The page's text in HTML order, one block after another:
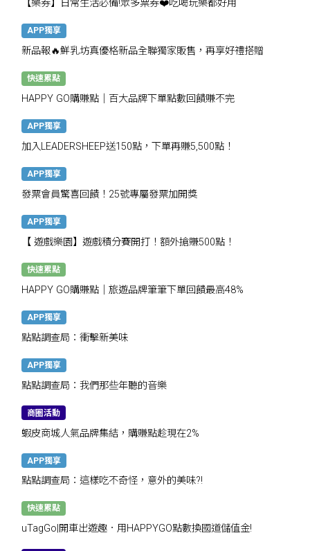
【樂券】日常生活必備!眾多票券❤️吃喝玩樂都好用
APP獨享
新品報🔥鮮乳坊真優格新品全聯獨家販售，再享好禮搭贈
快速累點
HAPPY GO購賺點｜百大品牌下單點數回饋賺不完
APP獨享
加入LEADERSHEEP送150點，下單再賺5,500點！
APP獨享
發票會員驚喜回饋！25號專屬發票加開獎
APP獨享
【 遊戲樂園】遊戲積分賽開打！額外搶賺500點！
快速累點
HAPPY GO購賺點｜旅遊品牌筆筆下單回饋最高48%
APP獨享
點點調查局：衝擊新美味
APP獨享
點點調查局：我們那些年聽的音樂
商圈活動
蝦皮商城人氣品牌集結，購賺點趁現在2%
APP獨享
點點調查局：這樣吃不奇怪，意外的美味?!
快速累點
uTagGo|開車出遊趣．用HAPPYGO點數換國道儲值金!